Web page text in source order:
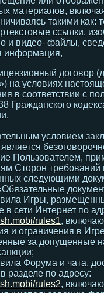
материалов,
такими как:
ссылки,
и видео- файлы,
информация,
договор
на условиях
в соответствии с
Гражданского
условием
Пользователем,
Сторон требований
следующими
Игры,
в сети Интернет по
rules1,
и ограничения в
за допущенные
Форума и чата,
разделе по адресу:
rules2,